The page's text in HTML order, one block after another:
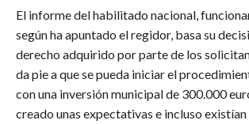
El informe del habilitado nacional,
según ha apuntado el regidor, basa su
derecho adquirido por parte de los
da pie a que se pueda iniciar el
con una inversión municipal de 300.000
creado unas expectativas e incluso existían